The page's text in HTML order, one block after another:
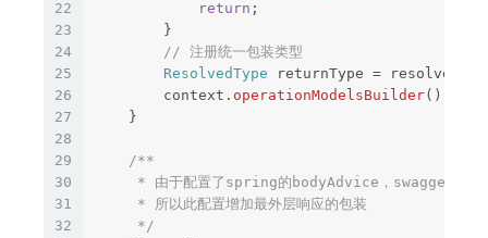
22
23
24
25
26
27
28
29
30
31
32
return ;
}
// 注册统一包装类型
ResolvedType
returnType = resolver
context . operationModelsBuilder().
}
/**
* 由于配置了spring的bodyAdvice，swagger是检
     * 所以此配置增加最外层响应的包装
     */